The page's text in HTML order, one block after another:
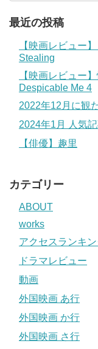
最近の投稿
【映画レビュー
Stealing
【映画レビュー
Despicable Me 4
2022年12月に観
2024年1月 人気
【俳優】趣里
カテゴリー
ABOUT
works
アクセスランキ
ドラマレビュー
動画
外国映画 あ行
外国映画 か行
外国映画 さ行